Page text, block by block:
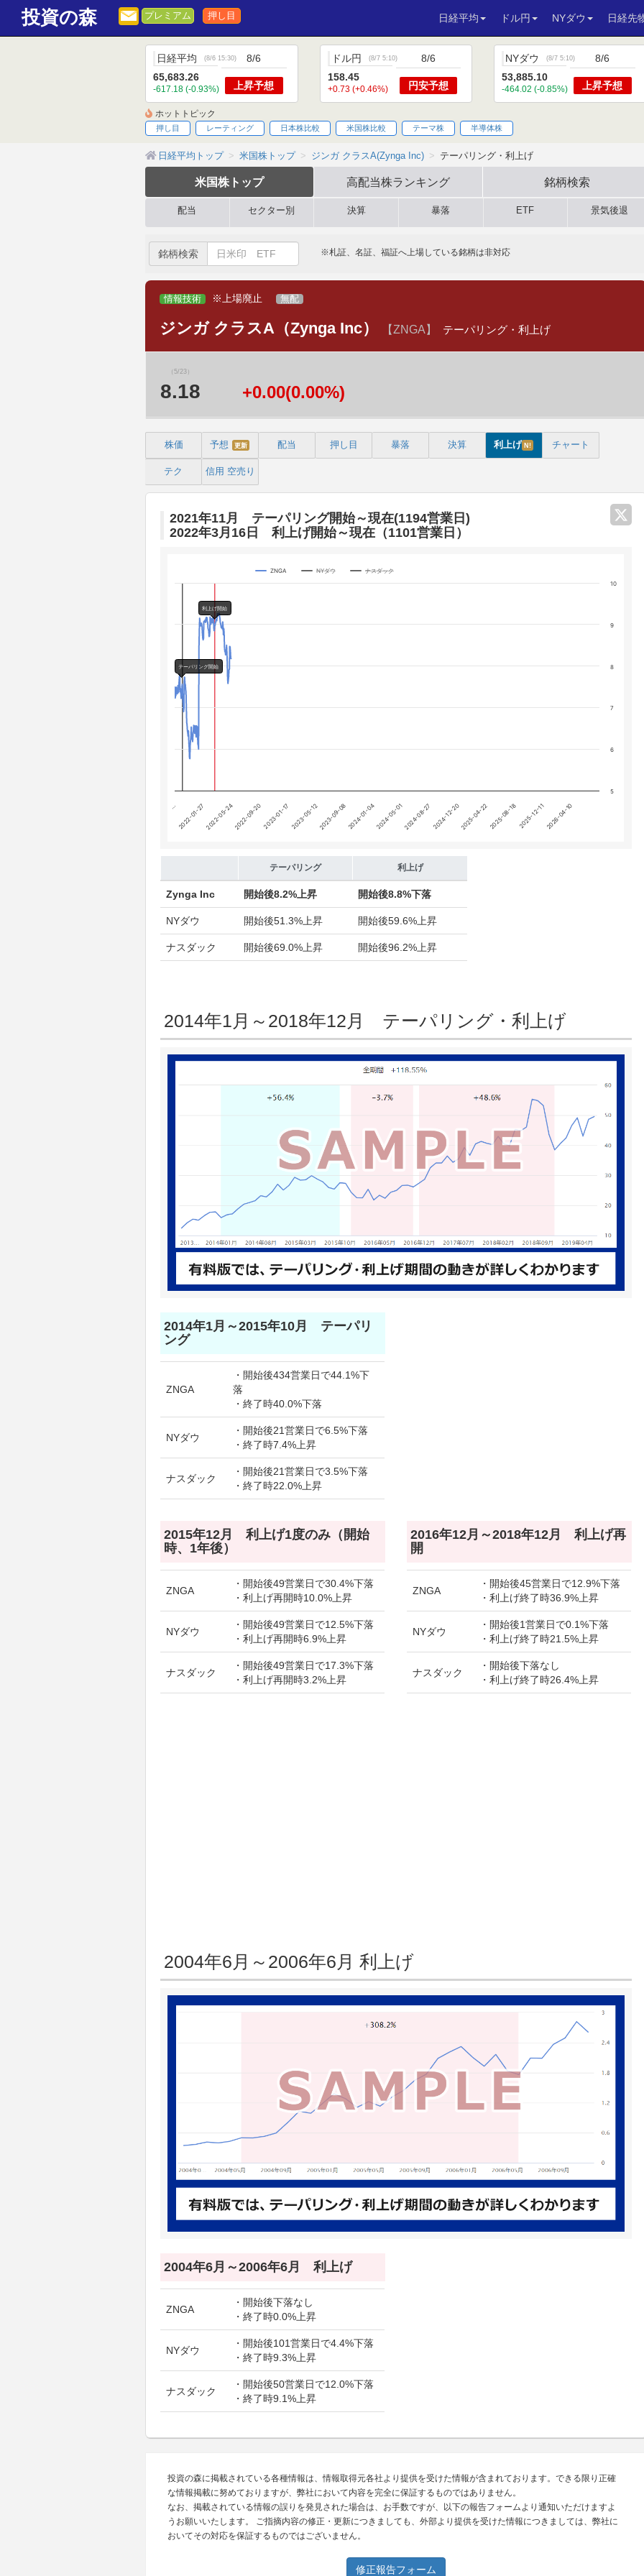
投資の森 プレミアム 押し目 日経平均 ドル円 NYダウ 日経先
日経平均 (8/6 15:30)
65,683.26
-617.18 (-0.93%)
8/6
上昇予想
ドル円 (8/7 5:10)
158.45
+0.73 (+0.46%)
8/6
円安予想
NYダウ (8/7 5:10)
53,885.10
-464.02 (-0.85%)
8/6
上昇予想
ホットトピック
押し目 レーティング 日本株比較 米国株比較 テーマ株 半導体株
日経平均トップ 米国株トップ ジンガ クラスA(Zynga Inc) テーパリング・利上げ
米国株 トップ 高配当株ランキング 銘柄検索
配当 セクター別 決算 暴落 ETF 景気後退
銘柄検索 ※札証、名証、福証へ上場している銘柄は非対応
情報技術 ※上場廃止 無配
ジンガ クラスA（Zynga Inc） 【ZNGA】 テーパリング・利上げ
（5/23）
8.18 +0.00(0.00%)
株価 予想 更新 配当 押し目 暴落 決算 利上げ N! チャート
テク 信用 空売り
2021年11月 テーパリング開始～現在(1194営業日)
2022年3月16日 利上げ開始～現在（1101営業日）
Chart
Line chart with 3 lines.
The chart has 1 X axis displaying categories.
The chart has 4 Y axes displaying yA0, yA1, yA2, and yA3.
Chart annotations summary
テーパリング開始
利上げ開始
テーパリング開始
利上げ開始
ZNGA NYダウ ナスダック
… 2022-01-27 2022-05-242022-09-20 2023-01-17 2023-05-122023-09-082024-01-042024-05-012024-08-27 2024-12-202025-04-222025-08-18 2025-12-112026-04-10
5
6
7
8
9
10
テーパリング 利上げ
Zynga Inc 開始後8.2%上昇 開始後8.8%下落
NYダウ 開始後51.3%上昇 開始後59.6%上昇
ナスダック 開始後69.0%上昇 開始後96.2%上昇
2014年1月～2018年12月 テーパリング・利上げ
2014年1月～2015年10月 テーパリ
ング
ZNGA
・開始後434営業日で44.1%下
落
・終了時40.0%下落
NYダウ
・開始後21営業日で6.5%下落
・終了時7.4%上昇
ナスダック
・開始後21営業日で3.5%下落
・終了時22.0%上昇
2015年12月 利上げ1度のみ（開始
時、1年後）
ZNGA
・開始後49営業日で30.4%下落
・利上げ再開時10.0%上昇
NYダウ
・開始後49営業日で12.5%下落
・利上げ再開時6.9%上昇
ナスダック
・開始後49営業日で17.3%下落
・利上げ再開時3.2%上昇
2016年12月～2018年12月 利上げ再
開
ZNGA
・開始後45営業日で12.9%下落
・利上げ終了時36.9%上昇
NYダウ
・開始後1営業日で0.1%下落
・利上げ終了時21.5%上昇
ナスダック
・開始後下落なし
・利上げ終了時26.4%上昇
2004年6月～2006年6月 利上げ
2004年6月～2006年6月 利上げ
ZNGA
・開始後下落なし
・終了時0.0%上昇
NYダウ
・開始後101営業日で4.4%下落
・終了時9.3%上昇
ナスダック
・開始後50営業日で12.0%下落
・終了時9.1%上昇
投資の森に掲載されている各種情報は、情報取得元各社より提供を受けた情報が含まれております。できる限り正確
な情報掲載に努めておりますが、弊社において内容を完全に保証するものではありません。
なお、掲載されている情報の誤りを発見された場合は、お手数ですが、以下の報告フォームより通知いただけますよ
うお願いいたします。 ご指摘内容の修正・更新につきましても、外部より提供を受けた情報につきましては、弊社に
おいてその対応を保証するものではございません。
修正報告フォーム